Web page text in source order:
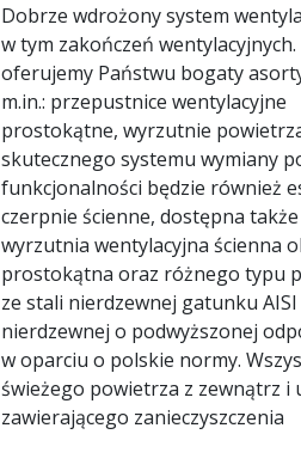
Dobrze wdrożony system
w tym zakończeń
oferujemy Państwu bogaty
m.in.: przepustnice wentylacyjne
prostokątne, wyrzutnie
skutecznego systemu wymiany
funkcjonalności będzie również
czerpnie ścienne, dostępna
wyrzutnia wentylacyjna ścienna
prostokątna oraz różnego typu
ze stali nierdzewnej gatunku
nierdzewnej o podwyższonej
w oparciu o polskie normy.
świeżego powietrza z zewnątrz i
zawierającego zanieczyszczenia